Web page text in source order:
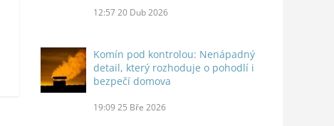
12:57 20 Dub 2026
Komín pod kontrolou: Nenápadný
detail, který rozhoduje o pohodlí i
bezpečí domova
19:09 25 Bře 2026